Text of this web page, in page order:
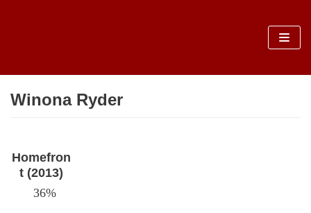
conținut
Winona Ryder
Homefron
t (2013)
36%